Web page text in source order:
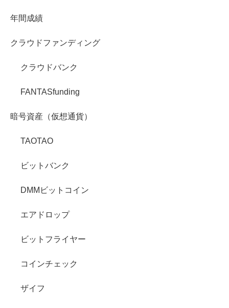
年間成績
クラウドファンディング
クラウドバンク
FANTASfunding
暗号資産（仮想通貨）
TAOTAO
ビットバンク
DMMビットコイン
エアドロップ
ビットフライヤー
コインチェック
ザイフ